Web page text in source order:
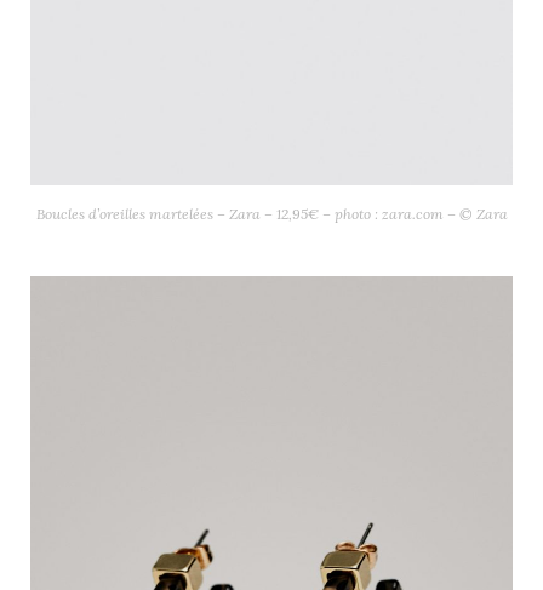
Boucles d’oreilles martelées – Zara – 12,95€ – photo : zara.com – © Zara